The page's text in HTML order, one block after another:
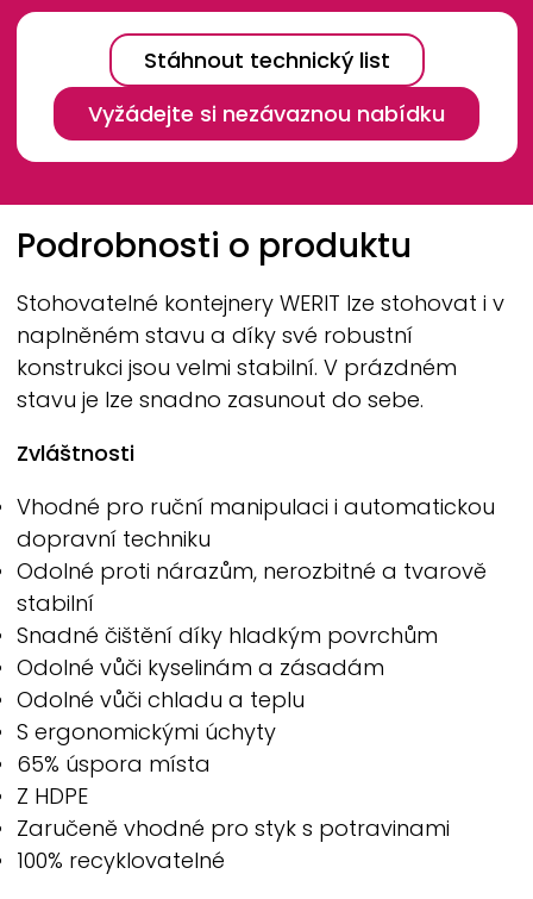
Stáhnout technický list
Vyžádejte si nezávaznou nabídku
Breadcrumb
Podrobnosti o produktu
Stohovatelné kontejneryWERIT lze stohovat i v
naplněném stavu a díky své robustní
konstrukci jsou velmi stabilní. V prázdném
stavu je lze snadno zasunout do sebe.
Zvláštnosti
Vhodné pro ruční manipulaci i automatickou
dopravní techniku
Odolné proti nárazům, nerozbitné a tvarově
stabilní
Snadné čištění díky hladkým povrchům
Odolné vůči kyselinám a zásadám
Odolné vůči chladu a teplu
S ergonomickými úchyty
65% úspora místa
Z HDPE
Zaručeně vhodné pro styk s potravinami
100% recyklovatelné